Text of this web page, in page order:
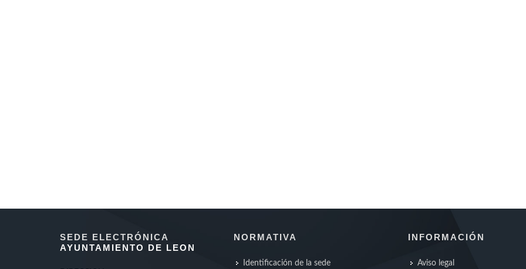
SEDE ELECTRÓNICA
AYUNTAMIENTO DE LEON
NORMATIVA
Identificación de la sede
INFORMACIÓN
Aviso legal